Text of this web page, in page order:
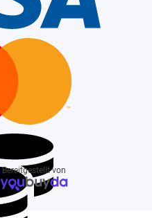
Bereitgestellt von